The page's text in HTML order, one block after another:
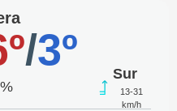
/3º
Sur
13-31
km/h